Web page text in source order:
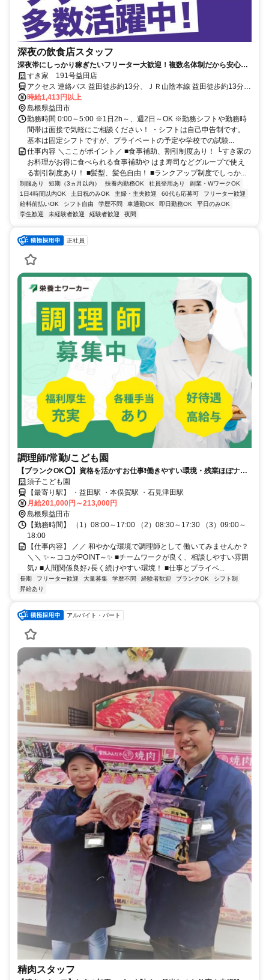
深夜の飲食店スタッフ
深夜帯にしっかり稼ぎたいフリーター大歓迎！複数名体制だから安心し
て働ける◎
すき家 191号益田店
アクセス 連絡バス 益田徒歩約13分、ＪＲ山陰本線 益田徒歩約13分、
ＪＲ山口線 益田徒歩約13分 【車通勤OK】益田駅より車5分、徒歩13
分
時給1,413円以上
島根県益田市
勤務時間 0:00～5:00 ※1日2h～、週2日～OK ※勤務シフトや勤務時
間帯は面接で気軽にご相談ください！ ・シフトは自己申告制です。
基本は固定シフトですが、プライベートの予定や学校での試験...
仕事内容 ＼ここがポイント／ ■食事補助、割引制度あり！ └すき家の
お料理がお得に食べられる食事補助や はま寿司などグループで使え
る割引制度あり！ ■髪型、髪色自由！ ■ランクアップ制度でしっか...
制服あり 短期（3ヵ月以内） 扶養内勤務OK 社員登用あり
副業・WワークOK
1日4時間以内OK
土日祝のみOK 主婦・主夫歓迎 60代も応募可
フリーター歓迎
給料前払いOK
シフト自由 学歴不問 車通勤OK 即日勤務OK
平日のみOK
学生歓迎
未経験者歓迎 経験者歓迎 夜間
正社員
調理師/常勤/こども園
【ブランクOK⭕️】資格を活かすお仕事❗️働きやすい環境・残業ほぼナシ
✨ 須子こども園
【最寄り駅】 ・益田駅 ・本俣賀駅 ・石見津田駅
月給201,000円～213,000円
島根県益田市
【勤務時間】 （1）08:00～17:00 （2）08:30～17:30 （3）09:00～
18:00
【仕事内容】 ／／ 和やかな環境で調理師として 働いてみませんか？
＼＼ ✨～ココがPOINT～✨ ■チームワークが良く、相談しやすい雰囲
気♪ ■人間関係良好♪長く続けやすい環境！ ■仕事とプライベ...
長期 フリーター歓迎 大量募集 学歴不問 経験者歓迎 ブランクOK
シフト制
昇給あり
アルバイト・パート
精肉スタッフ